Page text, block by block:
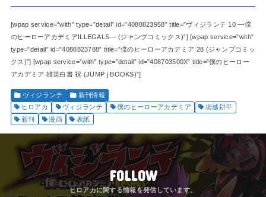
[wpap service=”with” type=”detail” id=”4088823958″ title=”ヴィジランテ 10 ―僕
のヒーローアカデミアILLEGALS― (ジャンプコミックス)”] [wpap service=”with”
type=”detail” id=”4088823788″ title=”僕のヒーローアカデミア 28 (ジャンプコミッ
クス)”] [wpap service=”with” type=”detail” id=”408703500X” title=”僕のヒーロー
アカデミア 雄英白書 祝 (JUMP j BOOKS)”]
ヴィジランテ
新刊情報
ヒロアカ
ヴィジランテ 僕のヒーローアカデミア
堀越耕平
新刊
漫画 表紙
FOLLOW